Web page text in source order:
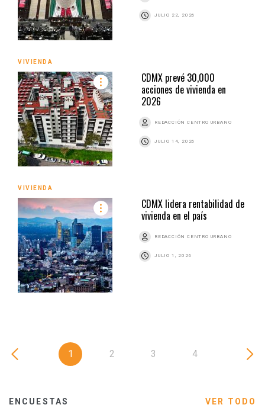
JULIO 22, 2026
VIVIENDA
CDMX prevé 30,000
acciones de vivienda en
2026
REDACCIÓN CENTRO URBANO
JULIO 14, 2026
VIVIENDA
CDMX lidera rentabilidad de
vivienda en el país
REDACCIÓN CENTRO URBANO
JULIO 1, 2026
1 2 3 4
ENCUESTAS VER TODO